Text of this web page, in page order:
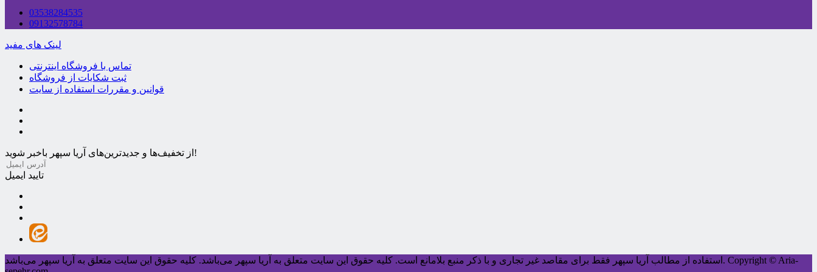
03538284535
09132578784
لینک های مفید
تماس با فروشگاه اینترنتی
ثبت شکایات از فروشگاه
قوانین و مقررات استفاده از سایت
از تخفیف‌ها و جدیدترین‌های آریا سپهر باخبر شوید!
تایید ایمیل
استفاده از مطالب آریا سپهر فقط برای مقاصد غیر تجاری و با ذکر منبع بلامانع است. کليه حقوق اين سايت متعلق به آریا سپهر می‌باشد. کليه حقوق اين سايت متعلق به آریا سپهر می‌باشد. Copyright © Aria-